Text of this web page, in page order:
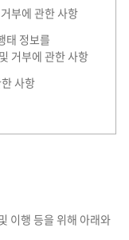
부에 관한 사항
태 정보를
거부에 관한 사항
사항
이행 등을 위해 아래와